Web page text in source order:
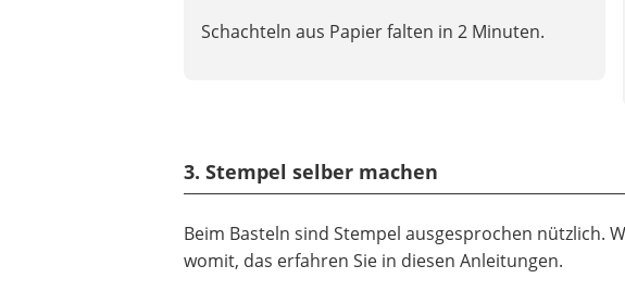
Schachteln aus Papier falten in 2 Minuten.
3. Stempel selber machen
Beim Basteln sind Stempel ausgesprochen nützlich.
womit, das erfahren Sie in diesen Anleitungen.